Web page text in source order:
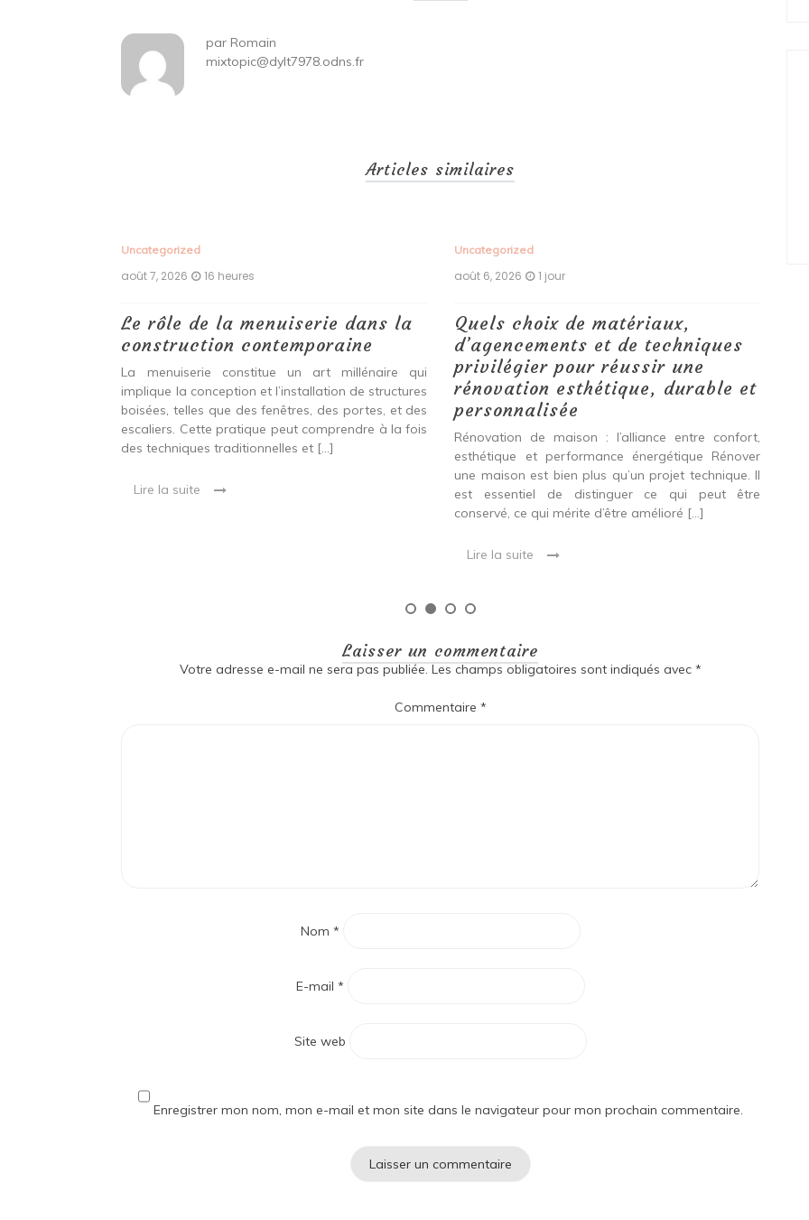
par Romain
mixtopic@dylt7978.odns.fr
Articles similaires
Uncategorized
août 7, 2026 16 heures
Le rôle de la menuiserie dans la
construction contemporaine
La menuiserie constitue un art millénaire qui
implique la conception et l’installation de structures
boisées, telles que des fenêtres, des portes, et des
escaliers. Cette pratique peut comprendre à la fois
des techniques traditionnelles et […]
Lire la suite
Uncategorized
août 6, 2026 1 jour
Quels choix de matériaux,
d’agencements et de techniques
privilégier pour réussir une
rénovation esthétique, durable et
personnalisée
Rénovation de maison : l’alliance entre confort,
esthétique et performance énergétique Rénover
une maison est bien plus qu’un projet technique. Il
est essentiel de distinguer ce qui peut être
conservé, ce qui mérite d’être amélioré […]
Lire la suite
Laisser un commentaire
Votre adresse e-mail ne sera pas publiée. Les champs obligatoires sont indiqués avec *
Commentaire *
Nom *
E-mail *
Site web
Enregistrer mon nom, mon e-mail et mon site dans le navigateur pour mon prochain commentaire.